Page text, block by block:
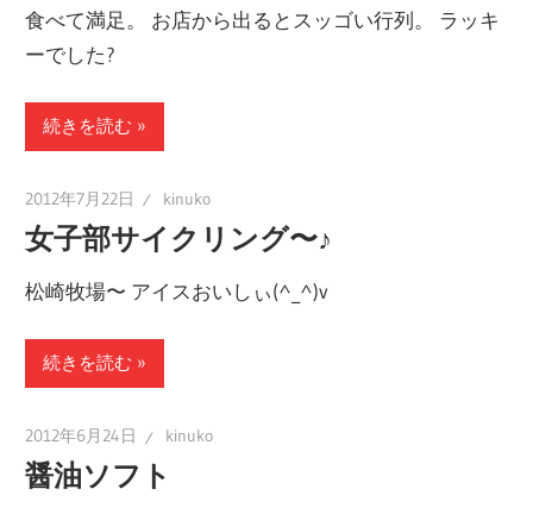
食べて満足。 お店から出るとスッゴい行列。 ラッキ
ーでした?
続きを読む
2012年7月22日 kinuko
女子部サイクリング〜♪
松崎牧場〜 アイスおいしぃ(^_^)v
続きを読む
2012年6月24日 kinuko
醤油ソフト